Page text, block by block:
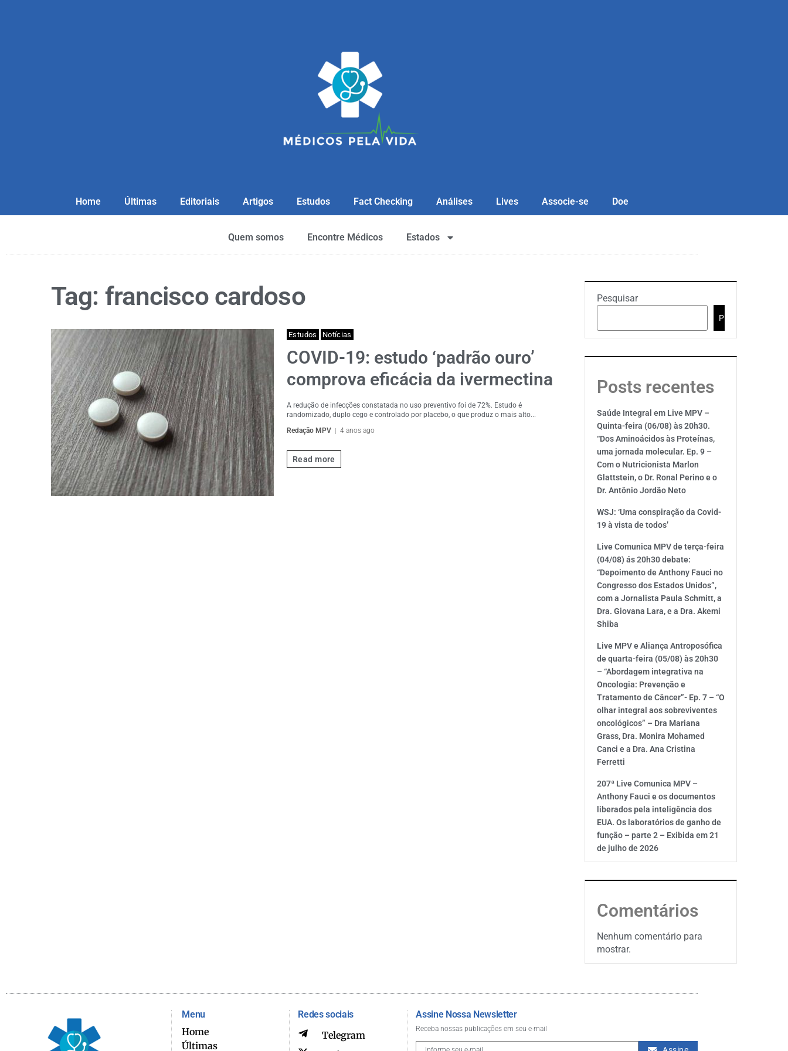
Home Últimas Editoriais Artigos Estudos Fact Checking Análises Lives Associe-se Doe
Quem somos Encontre Médicos Estados
Tag: francisco cardoso
Estudos Notícias
COVID-19: estudo ‘padrão ouro’
comprova eficácia da ivermectina
A redução de infecções constatada no uso preventivo foi de 72%. Estudo é
randomizado, duplo cego e controlado por placebo, o que produz o mais alto...
Redação MPV
4 anos ago
Read more
Pesquisar
Pesquisar
Posts recentes
Saúde Integral em Live MPV –
Quinta-feira (06/08) às 20h30.
“Dos Aminoácidos às Proteínas,
uma jornada molecular. Ep. 9 –
Com o Nutricionista Marlon
Glattstein, o Dr. Ronal Perino e o
Dr. Antônio Jordão Neto
WSJ: ‘Uma conspiração da Covid-
19 à vista de todos’
Live Comunica MPV de terça-feira
(04/08) ás 20h30 debate:
“Depoimento de Anthony Fauci no
Congresso dos Estados Unidos”,
com a Jornalista Paula Schmitt, a
Dra. Giovana Lara, e a Dra. Akemi
Shiba
Live MPV e Aliança Antroposófica
de quarta-feira (05/08) às 20h30
– “Abordagem integrativa na
Oncologia: Prevenção e
Tratamento de Câncer”- Ep. 7 – “O
olhar integral aos sobreviventes
oncológicos” – Dra Mariana
Grass, Dra. Monira Mohamed
Canci e a Dra. Ana Cristina
Ferretti
207ª Live Comunica MPV –
Anthony Fauci e os documentos
liberados pela inteligência dos
EUA. Os laboratórios de ganho de
função – parte 2 – Exibida em 21
de julho de 2026
Comentários
Nenhum comentário para
mostrar.
Menu
Home
Últimas
Redes sociais
Telegram
Assine Nossa Newsletter
Receba nossas publicações em seu e-mail